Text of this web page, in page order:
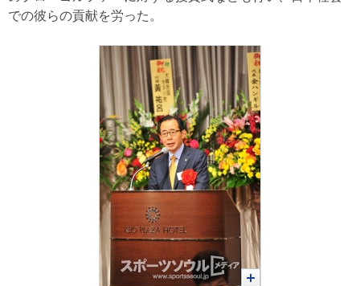
での彼らの貢献を労った。